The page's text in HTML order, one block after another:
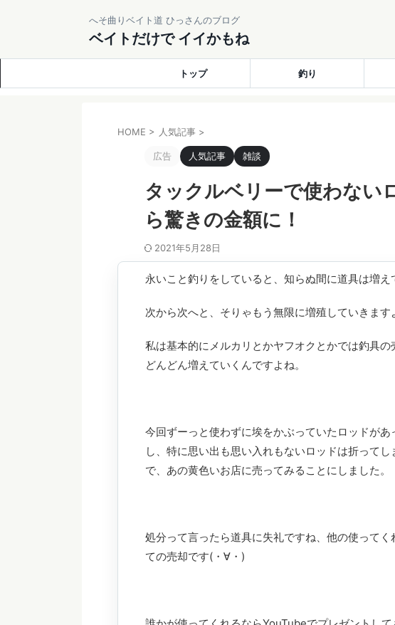
へそ曲りベイト道 ひっさんのブログ
ベイトだけで イイかもね
トップ 釣り
HOME > 人気記事 >
広告 人気記事 雑談
タックルベリーで使わない
ら驚きの金額に！
2021年5月28日
永いこと釣りをしていると、知らぬ間に道具は増え
次から次へと、そりゃもう無限に増殖していきます
私は基本的にメルカリとかヤフオクとかでは釣具
どんどん増えていくんですよね。
今回ずーっと使わずに埃をかぶっていたロッドが
し、特に思い出も思い入れもないロッドは折って
で、あの黄色いお店に売ってみることにしました。
処分って言ったら道具に失礼ですね、他の使って
ての売却です(・∀・)